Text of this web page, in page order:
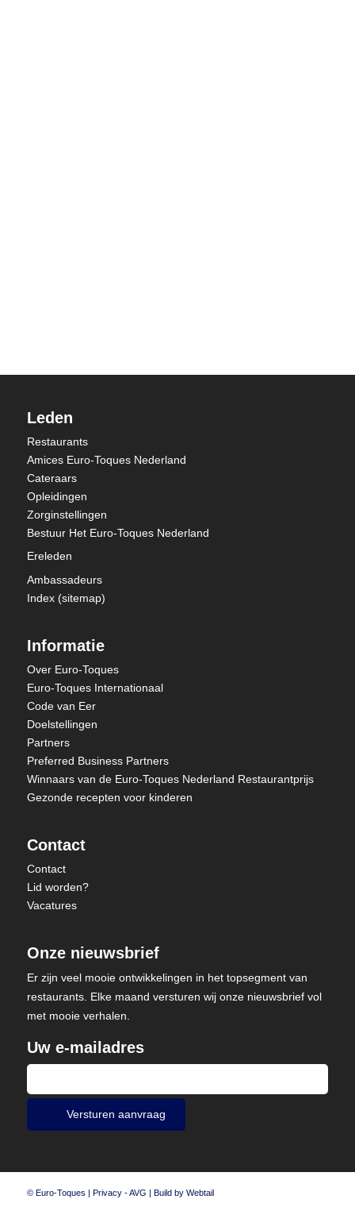
Leden
Restaurants
Amices Euro-Toques Nederland
Cateraars
Opleidingen
Zorginstellingen
Bestuur Het Euro-Toques Nederland
Ereleden
Ambassadeurs
Index (sitemap)
Informatie
Over Euro-Toques
Euro-Toques Internationaal
Code van Eer
Doelstellingen
Partners
Preferred Business Partners
Winnaars van de Euro-Toques Nederland Restaurantprijs
Gezonde recepten voor kinderen
Contact
Contact
Lid worden?
Vacatures
Onze nieuwsbrief
Er zijn veel mooie ontwikkelingen in het topsegment van
restaurants. Elke maand versturen wij onze nieuwsbrief vol
met mooie verhalen.
Uw e-mailadres
© Euro-Toques | Privacy - AVG Build by Webtail